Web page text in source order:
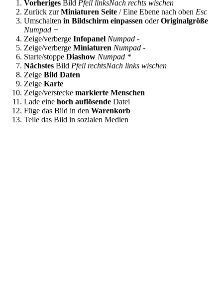
Vorheriges Bild Pfeil linksNach rechts wischen
Zurück zurMiniaturen Seite / Eine Ebene nach oben Esc
Umschalten in Bildschirm einpassen oderOriginalgröße
Numpad +
Zeige/verberge Infopanel Numpad -
Zeige/verberge Miniaturen Numpad -
Starte/stoppe Diashow Numpad *
Nächstes Bild Pfeil rechtsNach links wischen
Zeige Bild Daten
Zeige Karte
Zeige/verstecke markierte Menschen
Lade eine hoch auflösende Datei
Füge das Bild in den Warenkorb
Teile das Bild in sozialen Medien